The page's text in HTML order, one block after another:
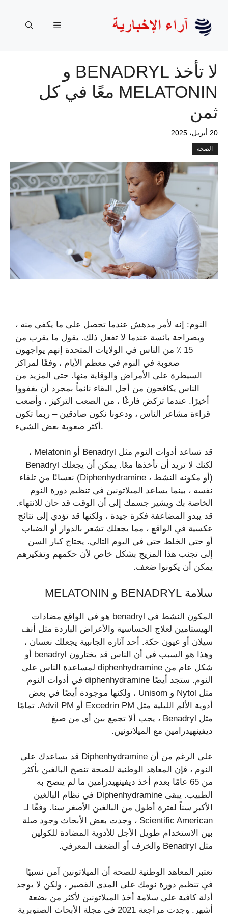
المحتوى
القائمة
لا تأخذ BENADRYL و
MELATONIN معًا في كل
ثمن
20 أبريل، 2025
الصحة
النوم: إنه لأمر مدهش عندما تحصل على ما يكفي منه ،
وبصراحة بائسة عندما لا تفعل ذلك. يقول ما يقرب من
15 ٪ من الناس في الولايات المتحدة إنهم يواجهون
صعوبة في النوم في معظم الأيام ، وفقًا لمراكز
السيطرة على الأمراض والوقاية منها. حتى المزيد من
الناس يكافحون من أجل البقاء نائماً بمجرد أن يغفووا
أخيرًا. عندما تركض فارغًا ، من الصعب التركيز ، وأصعب
قراءة مشاعر الناس ، ودعونا نكون صادقين – ربما تكون
أكثر صعوبة بعض الشيء.
قد تساعد أدوات النوم مثل Benadryl أو Melatonin ،
لكنك لا تريد أن تأخذها معًا. يمكن أن يجعلك Benadryl
(أو مكونه النشط ، Diphenhydramine) نعسانًا من تلقاء
نفسه ، بينما يساعد الميلاتونين في تنظيم دورة النوم
الخاصة بك ويشير جسمك إلى أن الوقت قد حان للانتهاء.
قد يبدو المضاعفة فكرة جيدة ، ولكنها قد تؤدي إلى نتائج
عكسية في الواقع ، مما يجعلك تشعر بالدوار أو الضباب
أو حتى الخلط حتى في اليوم التالي. يحتاج كبار السن
إلى تجنب هذا المزيج بشكل خاص لأن حكمهم وتفكيرهم
يمكن أن يكونوا ضعف.
سلامة BENADRYL و MELATONIN
المكون النشط في benadryl هو في الواقع مضادات
الهيستامين لعلاج الحساسية والأعراض الباردة مثل أنف
سيلان أو عيون حكة. أحد آثاره الجانبية يجعلك نعسان ،
وهذا هو السبب في أن الناس قد يختارون benadryl أو
شكل عام من diphenhydramine لمساعدة الناس على
النوم. ستجد أيضًا diphenhydramine في أدوات النوم
مثل Nytol و Unisom ، ولكنها موجودة أيضًا في بعض
أدوية الألم الليلية مثل Excedrin PM أو Advil PM. تمامًا
مثل Benadryl ، يجب ألا تجمع بين أي من صيغ
ديفينهيدرامين مع الميلاتونين.
على الرغم من أن Diphenhydramine قد يساعدك على
النوم ، فإن المعاهد الوطنية للصحة تنصح البالغين بأكثر
من 65 عامًا بعدم أخذ ديفينهيدرامين ما لم ينصح به
الطبيب. يبقى Diphenhydramine في نظام البالغين
الأكبر سناً لفترة أطول من البالغين الأصغر سنا. وفقًا لـ
Scientific American ، وجدت بعض الأبحاث وجود صلة
بين الاستخدام طويل الأجل للأدوية المضادة للكولين
مثل Benadryl والخرف أو الضعف المعرفي.
تعتبر المعاهد الوطنية للصحة أن الميلاتونين آمن نسبيًا
في تنظيم دورة نومك على المدى القصير ، ولكن لا يوجد
أدلة كافية على سلامة أخذ الميلاتونين لأكثر من بضعة
أشهر. وجدت مراجعة 2021 في مجلة الأبحاث الصنوبرية